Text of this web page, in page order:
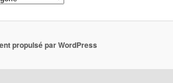
propulsé par WordPress